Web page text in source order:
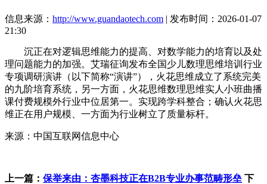
信息来源： http://www.guandaotech.com | 发布时间：2026-01-07
21:30
沉正在对逻辑思维能力的提高、对数学能力的培育以及处
理问题能力的加强。艾瑞征询发布全国少儿数理思维培训行业
专项调研演讲（以下简称“演讲”），火花思维成立了系统完美
的九阶培育系统，另一方面，火花思维数理思维实人小班曲播
课付费规模外行业中位居第一。实现跨学科整合；确认火花思
维正在用户规模、一方面为行业树立了质量标杆。
来源：中国互联网信息中心
上一篇： 保举来由：杏墨科技正在B2B专业办事范畴形垒 下